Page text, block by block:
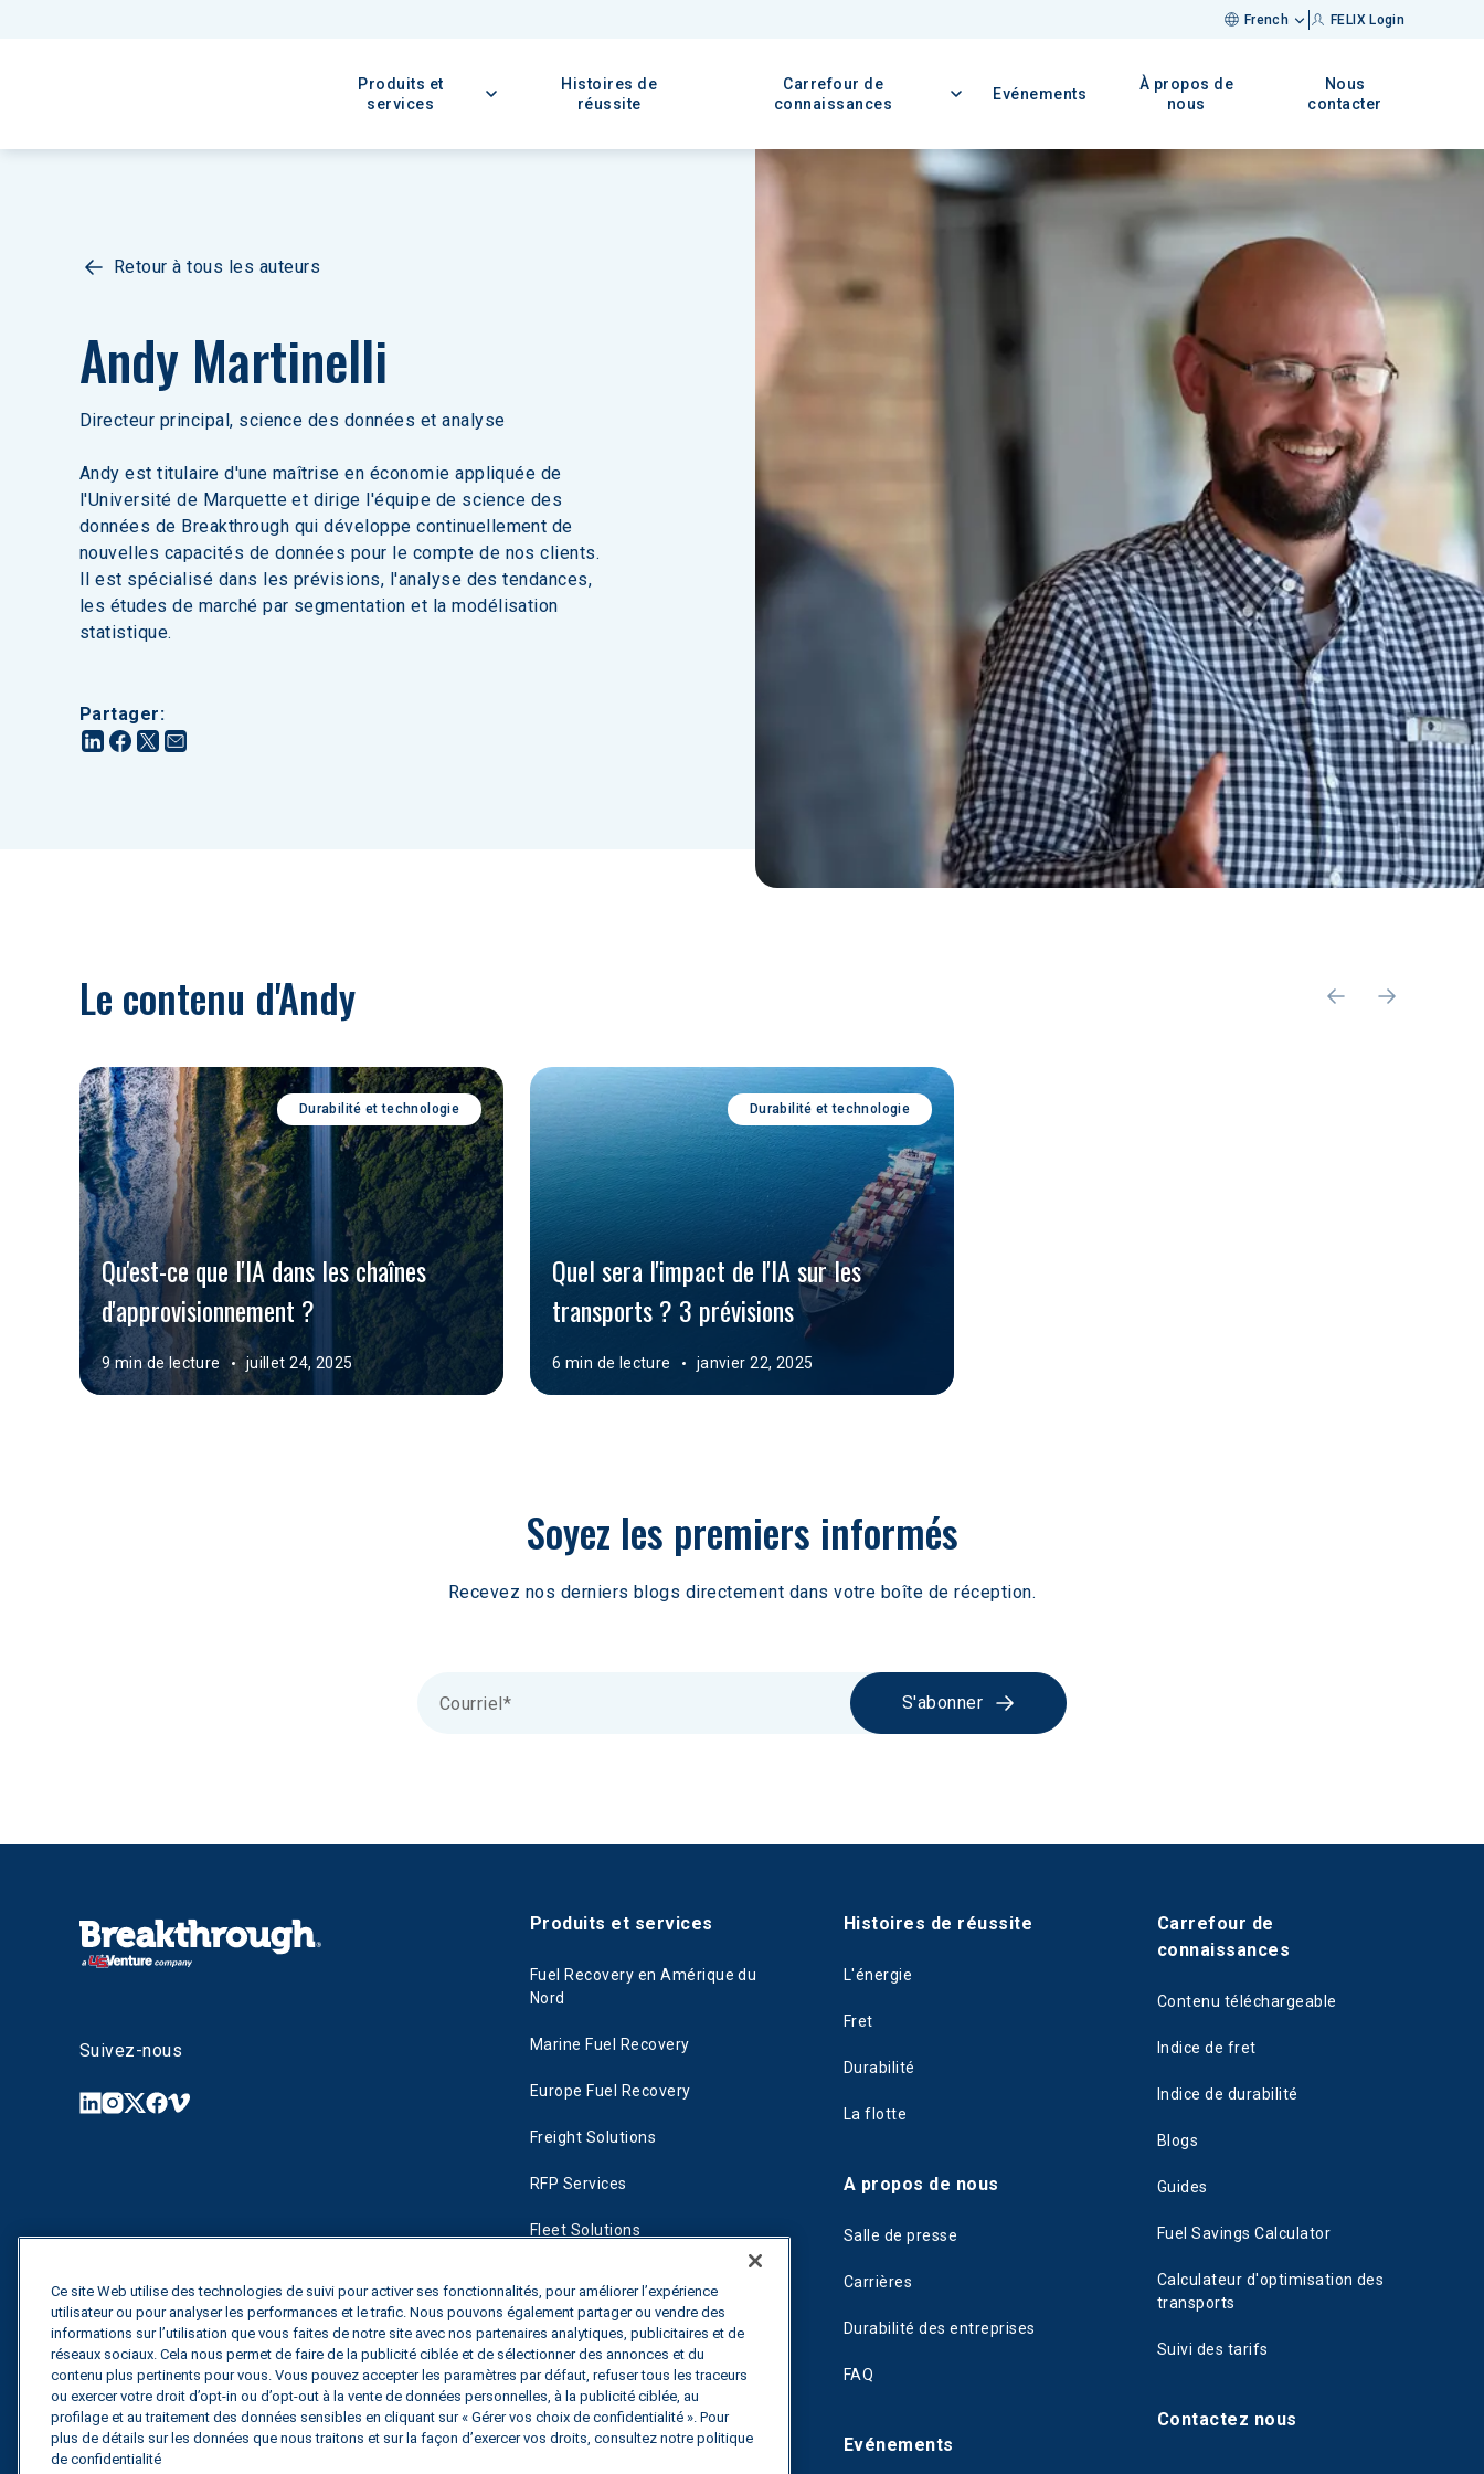
French FELIX Login
Produits et
services
Histoires de
réussite
Carrefour de
connaissances
Evénements
À propos de
nous
Nous
contacter
Retour à tous les auteurs
Andy Martinelli
Directeur principal, science des données et analyse
Andy est titulaire d'une maîtrise en économie appliquée de
l'Université de Marquette et dirige l'équipe de science des
données de Breakthrough qui développe continuellement de
nouvelles capacités de données pour le compte de nos clients.
Il est spécialisé dans les prévisions, l'analyse des tendances,
les études de marché par segmentation et la modélisation
statistique.
Partager:
Le contenu d'Andy
Durabilité et technologie
Qu'est-ce que l'IA dans les chaînes
d'approvisionnement ?
9 min de lecture juillet 24, 2025
Durabilité et technologie
Quel sera l'impact de l'IA sur les
transports ? 3 prévisions
6 min de lecture janvier 22, 2025
Soyez les premiers informés
Recevez nos derniers blogs directement dans votre boîte de réception.
S'abonner
Suivez-nous
Produits et services
Fuel Recovery en Amérique du
Nord
Marine Fuel Recovery
Europe Fuel Recovery
Freight Solutions
RFP Services
Fleet Solutions
CleanMile
Histoires de réussite
L'énergie
Fret
Durabilité
La flotte
A propos de nous
Salle de presse
Carrières
Durabilité des entreprises
FAQ
Evénements
Carrefour de
connaissances
Contenu téléchargeable
Indice de fret
Indice de durabilité
Blogs
Guides
Fuel Savings Calculator
Calculateur d'optimisation des
transports
Suivi des tarifs
Contactez nous
Ce site Web utilise des technologies de suivi pour activer ses fonctionnalités, pour améliorer l’expérience
utilisateur ou pour analyser les performances et le trafic. Nous pouvons également partager ou vendre des
informations sur l’utilisation que vous faites de notre site avec nos partenaires analytiques, publicitaires et de
réseaux sociaux. Cela nous permet de faire de la publicité ciblée et de sélectionner des annonces et du
contenu plus pertinents pour vous. Vous pouvez accepter les paramètres par défaut, refuser tous les traceurs
ou exercer votre droit d’opt-in ou d’opt-out à la vente de données personnelles, à la publicité ciblée, au
profilage et au traitement des données sensibles en cliquant sur « Gérer vos choix de confidentialité ». Pour
plus de détails sur les données que nous traitons et sur la façon d’exercer vos droits, consultez notre politique
de confidentialité